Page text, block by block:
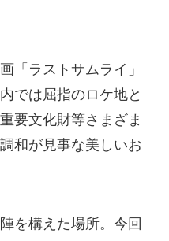
「ラストサムライ」
では屈指のロケ地と
要文化財等さまざま
和が見事な美しいお
を構えた場所。今回